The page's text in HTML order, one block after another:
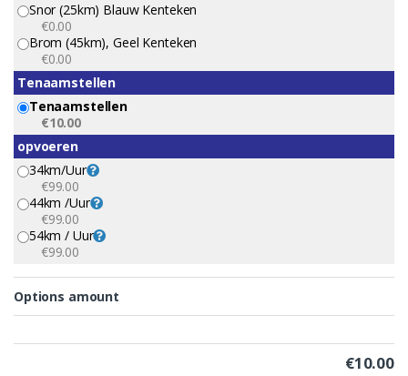
Snor (25km) Blauw Kenteken
€0.00
Brom (45km), Geel Kenteken
€0.00
Tenaamstellen
Tenaamstellen
€10.00
opvoeren
34km/uur
€99.00
44km /uur
€99.00
54km / Uur
€99.00
Options amount
€10.00